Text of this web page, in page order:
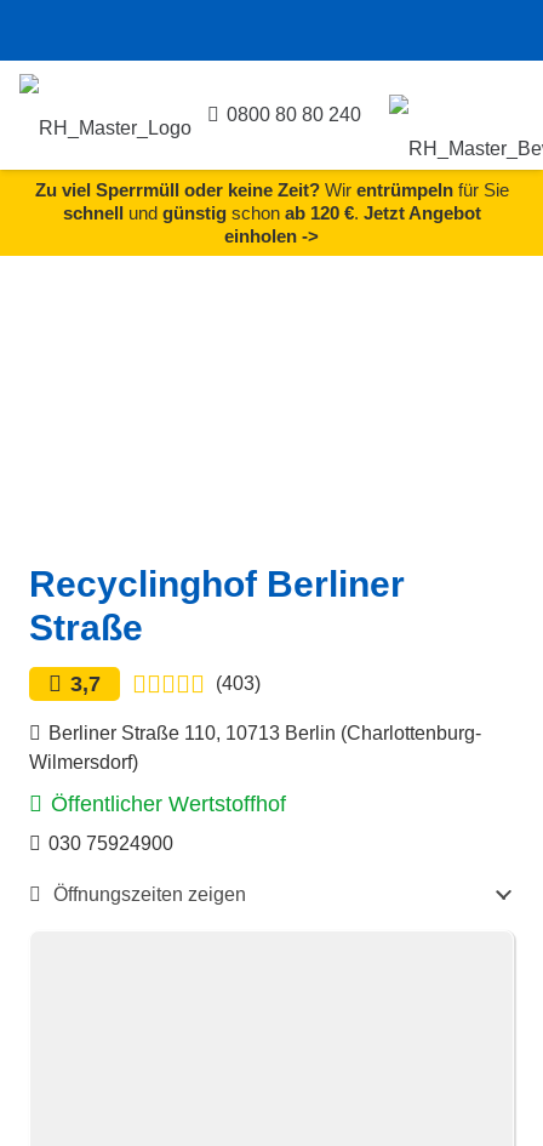
0800 80 80 240
Zu viel Sperrmüll oder keine Zeit?Wir entrümpelnfür Sie
schnell und günstigschon ab 120 €. Jetzt Angebot
einholen ->
Recyclinghof Berliner
Straße
3,7 (403)
Berliner Straße 110, 10713 Berlin (Charlottenburg-
Wilmersdorf)
Öffentlicher Wertstoffhof
030 75924900
Öffnungszeiten zeigen